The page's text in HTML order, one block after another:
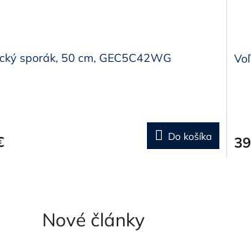
sporák, 50 cm, GEC5C42WG
Do košíka
Nové články